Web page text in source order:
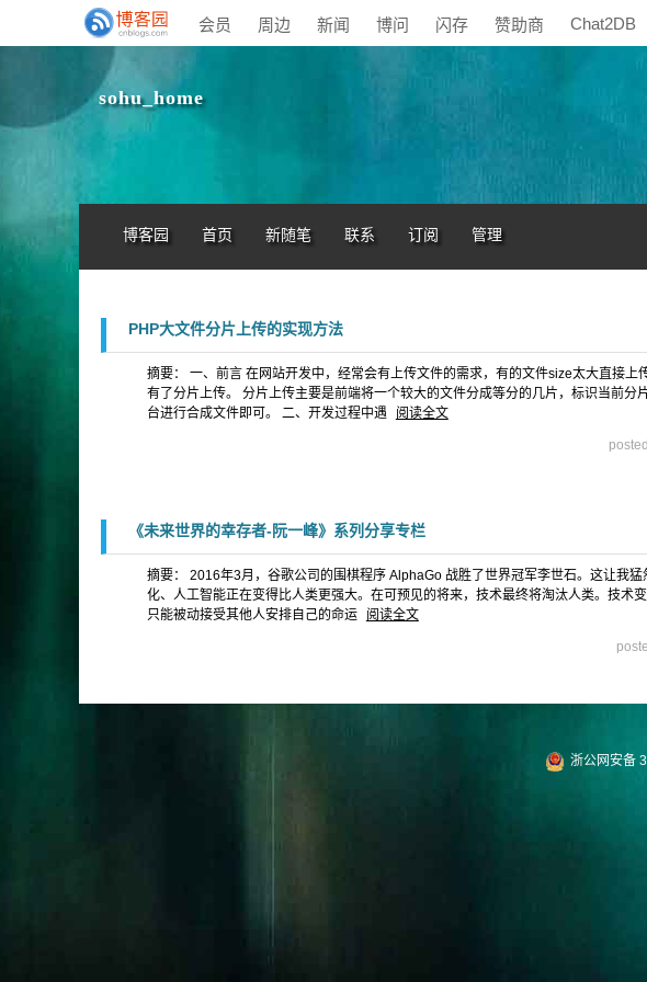
会员 周边 新闻 博问 闪存 赞助商 Chat2DB
sohu_home
博客园 首页 新随笔 联系 订阅 管理
PHP大文件分片上传的实现方法
摘要： 一、前言 在网站开发中，经常会有上传文件的需求，有的文件size太大直接
有了分片上传。 分片上传主要是前端将一个较大的文件分成等分的几片，标识当前
台进行合成文件即可。 二、开发过程中遇
阅读全文
《未来世界的幸存者-阮一峰》系列分享专栏
摘要： 2016年3月，谷歌公司的围棋程序 AlphaGo 战胜了世界冠军李世石。这让我
化、人工智能正在变得比人类更强大。在可预见的将来，技术最终将淘汰人类。技术
只能被动接受其他人安排自己的命运
阅读全文
浙公网安备